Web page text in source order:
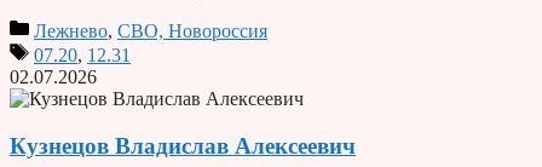
Лежнево, СВО, Новороссия
07.20, 12.31
02.07.2026
Кузнецов Владислав Алексеевич